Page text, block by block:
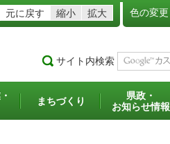
元に戻す 縮小 拡大 色の変更
サイト内検索
まちづくり
県政・
お知らせ情報